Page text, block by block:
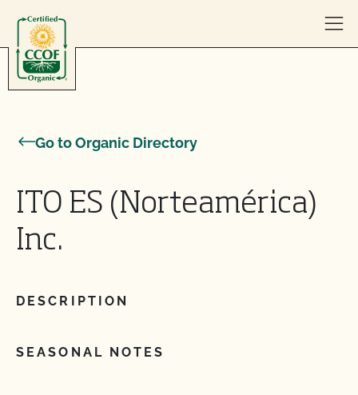
Go to Organic Directory
ITO ES (Norteamérica)
Inc.
DESCRIPTION
SEASONAL NOTES